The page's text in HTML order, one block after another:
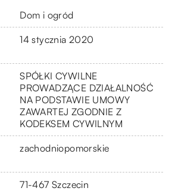
Dom i ogród
14 stycznia 2020
SPÓŁKI CYWILNE
PROWADZĄCE DZIAŁALNOŚĆ
NA PODSTAWIE UMOWY
ZAWARTEJ ZGODNIE Z
KODEKSEM CYWILNYM
zachodniopomorskie
71-467 Szczecin